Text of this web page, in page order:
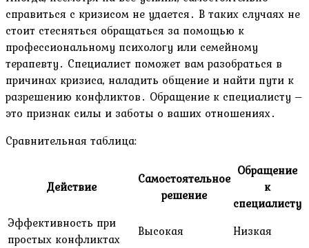
справиться с кризисом не удается․ В таких случаях не
стоит стесняться обращаться за помощью к
профессиональному психологу или семейному
терапевту․ Специалист поможет вам разобраться в
причинах кризиса, наладить общение и найти пути к
разрешению конфликтов․ Обращение к специалисту –
это признак силы и заботы о ваших отношениях․
Сравнительная таблица:
Действие
Самостоятельное
решение
Обращение
к
специалисту
Эффективность при
простых конфликтах
Высокая
Низкая